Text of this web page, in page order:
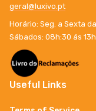
geral@luxivo.pt
Horário: Seg. a Sexta
Sábados: 08h:30 ás 13h
Useful Links